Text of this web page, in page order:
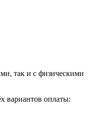
так и с физическими
вариантов оплаты: